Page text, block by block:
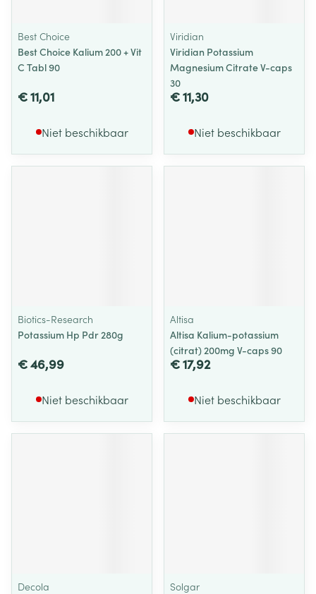
Best Choice
Best Choice Kalium 200 + Vit
C Tabl 90
€ 11,01
Niet beschikbaar
Viridian
Viridian Potassium
Magnesium Citrate V-caps
30
€ 11,30
Niet beschikbaar
Biotics-Research
Potassium Hp Pdr 280g
€ 46,99
Niet beschikbaar
Altisa
Altisa Kalium-potassium
(citrat) 200mg V-caps 90
€ 17,92
Niet beschikbaar
Decola
Solgar